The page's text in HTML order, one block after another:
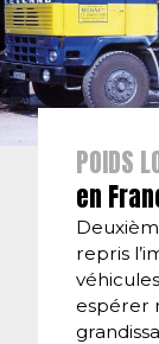
POIDS
en
repris
espérer